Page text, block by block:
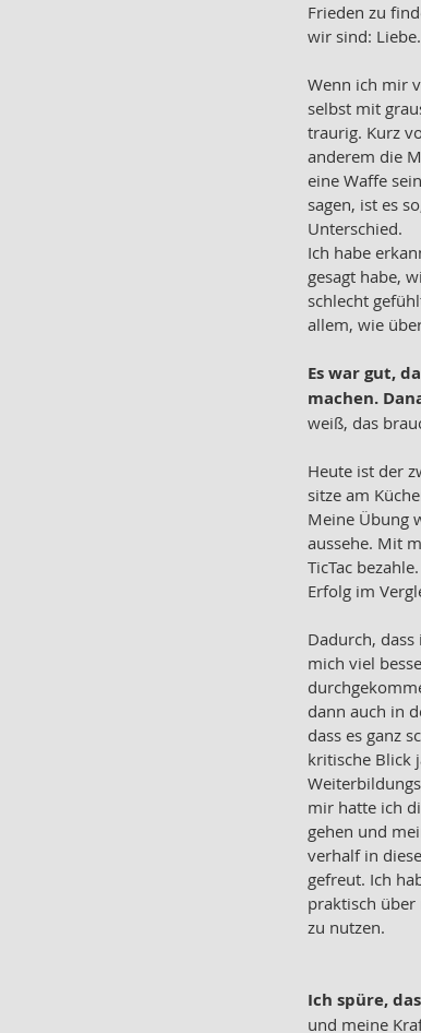
Frieden zu
wir sind: Liebe.
Wenn ich mir
selbst mit
traurig. Kurz
anderem die
eine Waffe
sagen, ist es
Unterschied.
Ich habe
gesagt habe,
schlecht
allem, wie
Es war gut,
machen.
weiß, das
Heute ist der
sitze am
Meine Übung
aussehe. Mit
TicTac
Erfolg im
Dadurch,
mich viel
dann auch in
dass es ganz
kritische Blick
mir hatte ich
gehen und
verhalf in
gefreut. Ich
praktisch über
zu nutzen.
Ich spüre,
und meine